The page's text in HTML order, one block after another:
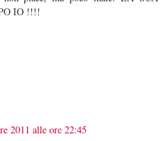
IO !!!!
2011 alle ore 22:45